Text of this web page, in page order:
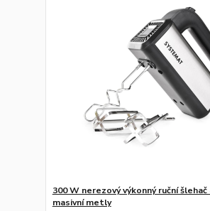
300 W nerezový výkonný ruční
masivní metly